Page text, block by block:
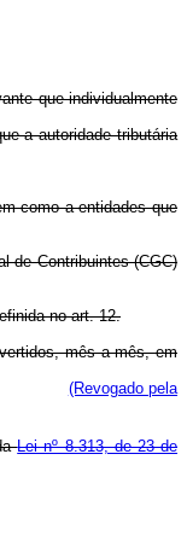
que individualmente
a autoridade tributária
como a entidades que
de Contribuintes (CGC)
no art. 12.
mês a mês, em
(Revogado pela
Lei nº 8.313, de 23 de